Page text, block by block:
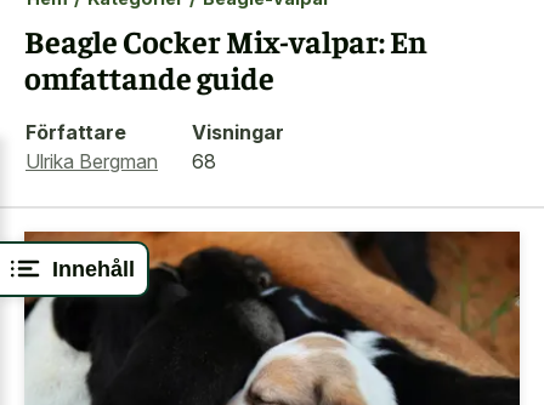
Innehåll
Beagle Cocker Mix-valpar: En
omfattande guide
Författare
Ulrika Bergman
Visningar
68